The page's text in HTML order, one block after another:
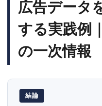
広告データ
する実践例
の一次情報
結論